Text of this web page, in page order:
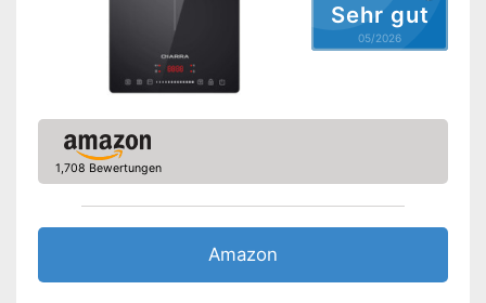
Anzeige informiert über den
Stand der Restwärme
Amazon Lieferzeit
siehe Anbieter
Sehr gut
05/2026
1,708 Bewertungen
Amazon